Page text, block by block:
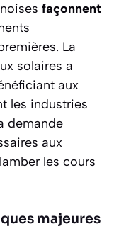
façonnent
La
solaires a
aux
les industries
demande
aux
les cours
majeures